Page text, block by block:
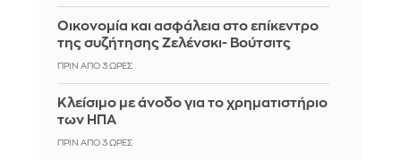
Οικονομία και ασφάλεια στο επίκεντρο
της συζήτησης Ζελένσκι- Βούτσιτς
ΠΡΙΝ ΑΠΌ 3 ΏΡΕΣ
Κλείσιμο με άνοδο για το χρηματιστήριο
των ΗΠΑ
ΠΡΙΝ ΑΠΌ 3 ΏΡΕΣ